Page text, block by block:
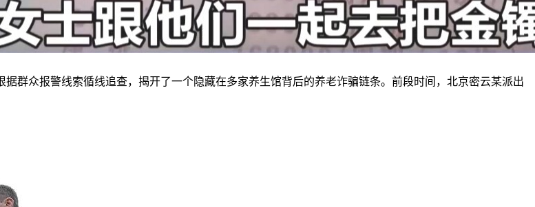
群众报警线索循线追查，揭开了一个隐藏在多家养生馆背后的养老诈骗链条。前段时间，北京密云某派出